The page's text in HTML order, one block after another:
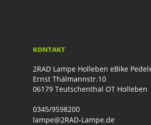
KONTAKT
2RAD Lampe Holleben eBike
Ernst Thälmannstr.10
06179 Teutschenthal OT Holleben
0345/9598200
lampe@2RAD-Lampe.de